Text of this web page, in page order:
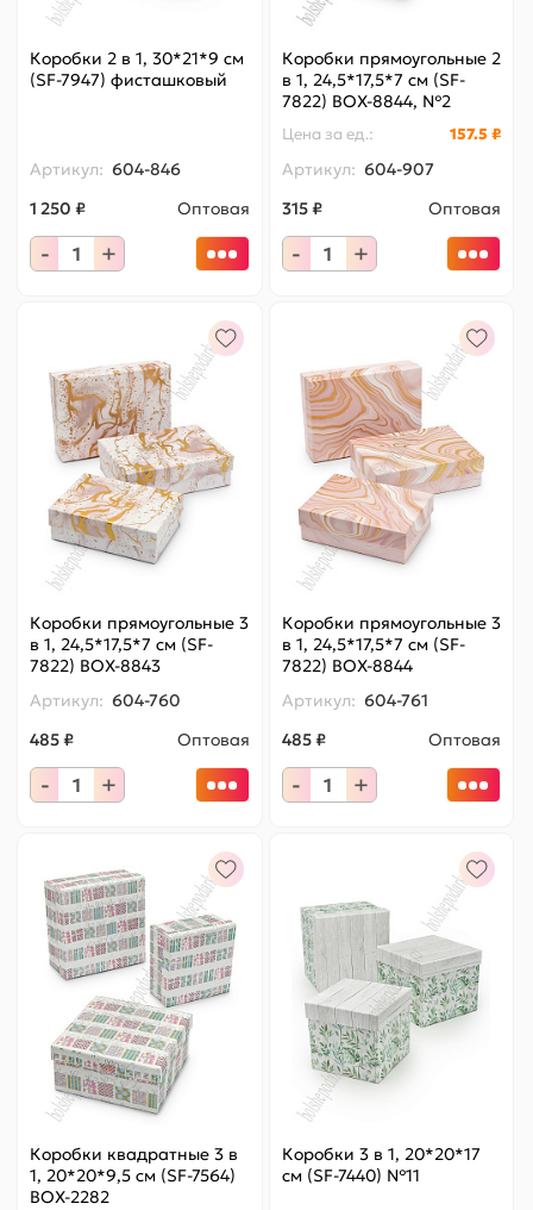
Коробки 2 в 1, 30*21*9 см
(SF-7947) фисташковый
Артикул: 604-846
1 250 ₽
Оптовая
- +
Коробки прямоугольные 2
в 1, 24,5*17,5*7 см (SF-
7822) BOX-8844, №2
Цена за ед.: 157.5 ₽
Артикул: 604-907
315 ₽
Оптовая
- +
Коробки прямоугольные 3
в 1, 24,5*17,5*7 см (SF-
7822) BOX-8843
Артикул: 604-760
485 ₽
Оптовая
- +
Коробки прямоугольные 3
в 1, 24,5*17,5*7 см (SF-
7822) BOX-8844
Артикул: 604-761
485 ₽
Оптовая
- +
Коробки квадратные 3 в
1, 20*20*9,5 см (SF-7564)
BOX-2282
Коробки 3 в 1, 20*20*17
см (SF-7440) №11